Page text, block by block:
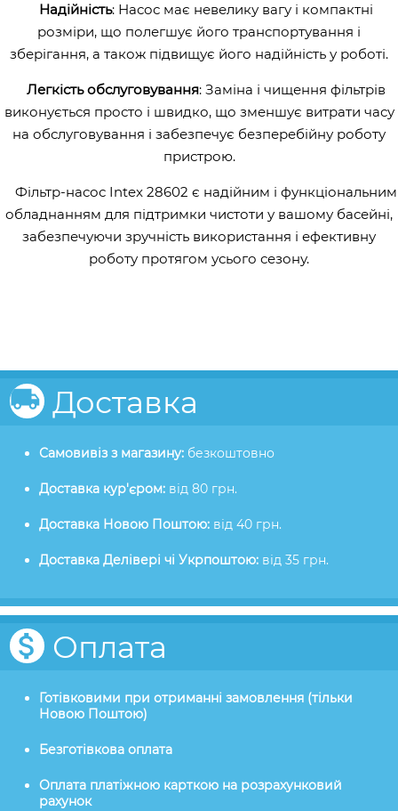
Надійність: Насос має невелику вагу і компактні
розміри, що полегшує його транспортування і
зберігання, а також підвищує його надійність у роботі.
Легкість обслуговування: Заміна і чищення фільтрів
виконується просто і швидко, що зменшує витрати часу
на обслуговування і забезпечує безперебійну роботу
пристрою.
Фільтр-насос Intex 28602 є надійним і функціональним
обладнанням для підтримки чистоти у вашому басейні,
забезпечуючи зручність використання і ефективну
роботу протягом усього сезону.
Доставка
Самовивіз з магазину: безкоштовно
Доставка кур'єром: від 80 грн.
Доставка Новою Поштою: від 40 грн.
Доставка Делівері чі Укрпоштою: від 35 грн.
Оплата
Готівковими при отриманні замовлення (тільки
Новою Поштою)
Безготівкова оплата
Оплата платіжною карткою на розрахунковий
рахунок